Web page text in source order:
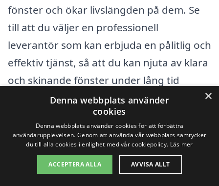
fönster och ökar livslängden på dem. Se
till att du väljer en professionell
leverantör som kan erbjuda en pålitlig och
effektiv tjänst, så att du kan njuta av klara
och skinande fönster under lång tid
framöver.
Få 3 erbjudanden, gratis och utan
förpliktelser
×
Denna webbplats använder
cookies
Denna webbplats använder cookies för att förbättra
användarupplevelsen. Genom att använda vår webbplats samtycker
du till alla cookies i enlighet med vår cookiepolicy. Läs mer
ACCEPTERA ALLA AVVISA ALLT